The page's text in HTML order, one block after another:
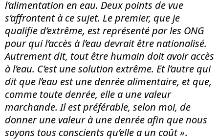
l’alimentation en eau. Deux points de vue
s’affrontent à ce sujet. Le premier, que je
qualifie d’extrême, est représenté par les ONG
pour qui l’accès à l’eau devrait être nationalisé.
Autrement dit, tout être humain doit avoir accès
à l’eau. C’est une solution extrême. Et l’autre qui
dit que l’eau est une denrée alimentaire, et que,
comme toute denrée, elle a une valeur
marchande. Il est préférable, selon moi, de
donner une valeur à une denrée afin que nous
soyons tous conscients qu’elle a un coût ».